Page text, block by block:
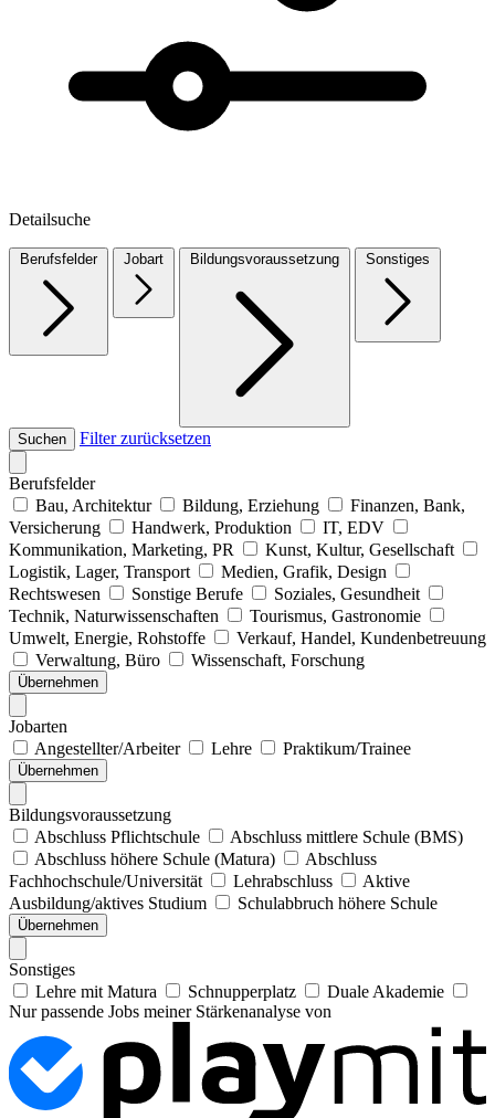
Detailsuche
Berufsfelder Jobart Bildungsvoraussetzung Sonstiges
Suchen Filter zurücksetzen
Berufsfelder
Bau, Architektur
Bildung, Erziehung
Finanzen, Bank,
Versicherung
Handwerk, Produktion
IT, EDV
Kommunikation, Marketing, PR
Kunst, Kultur, Gesellschaft
Logistik, Lager, Transport
Medien, Grafik, Design
Rechtswesen
Sonstige Berufe
Soziales, Gesundheit
Technik, Naturwissenschaften
Tourismus, Gastronomie
Umwelt, Energie, Rohstoffe
Verkauf, Handel, Kundenbetreuung
Verwaltung, Büro
Wissenschaft, Forschung
Übernehmen
Jobarten
Angestellter/Arbeiter
Lehre Praktikum/Trainee
Übernehmen
Bildungsvoraussetzung
Abschluss Pflichtschule
Abschluss mittlere Schule (BMS)
Abschluss höhere Schule (Matura)
Abschluss
Fachhochschule/Universität
Lehrabschluss
Aktive
Ausbildung/aktives Studium
Schulabbruch höhere Schule
Übernehmen
Sonstiges
Lehre mit Matura
Schnupperplatz
Duale Akademie
Nur passende Jobs meiner Stärkenanalyse von